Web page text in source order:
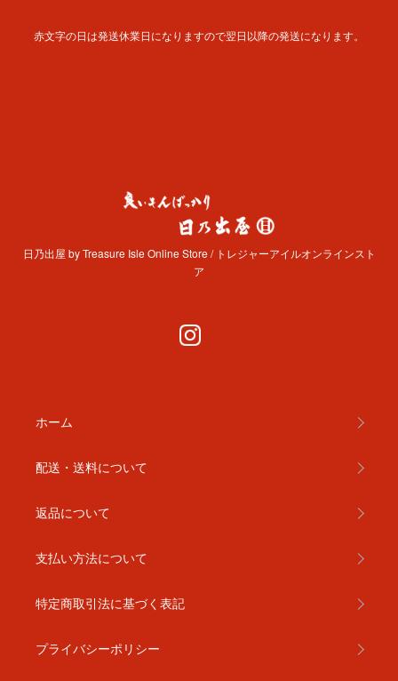
赤文字の日は発送休業日になりますので翌日以降の発送になります。
日乃出屋 by Treasure Isle Online Store / トレジャーアイルオンラインスト
ア
ホーム
配送・送料について
返品について
支払い方法について
特定商取引法に基づく表記
プライバシーポリシー